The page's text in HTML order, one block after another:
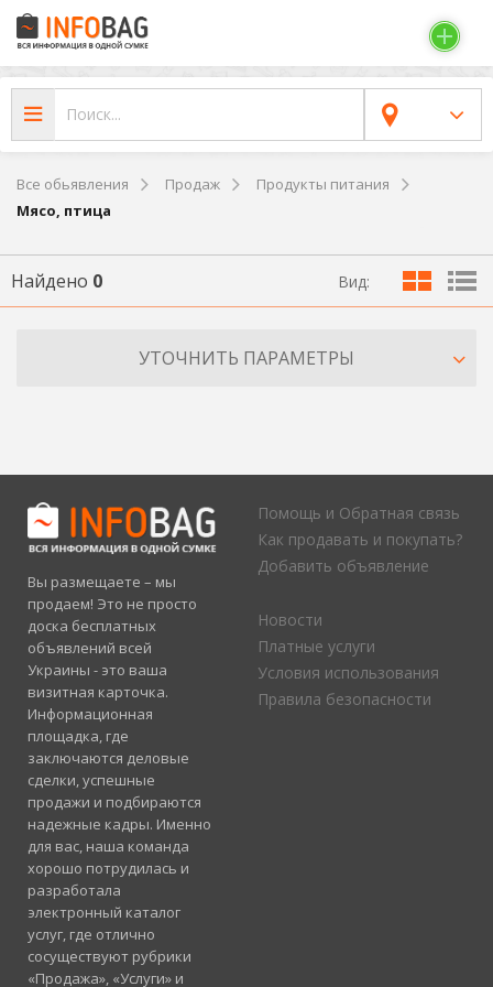
Все обьявления Продаж
Продукты питания
Мясо, птица
Найдено 0 Вид:
УТОЧНИТЬ ПАРАМЕТРЫ
Вы размещаете – мы
продаем! Это не просто
доска бесплатных
объявлений всей
Украины - это ваша
визитная карточка.
Информационная
площадка, где
заключаются деловые
сделки, успешные
продажи и подбираются
надежные кадры. Именно
для вас, наша команда
хорошо потрудилась и
разработала
электронный каталог
услуг, где отлично
сосуществуют рубрики
«Продажа», «Услуги» и
Помощь и Обратная связь
Как продавать и покупать?
Добавить объявление
Новости
Платные услуги
Условия использования
Правила безопасности